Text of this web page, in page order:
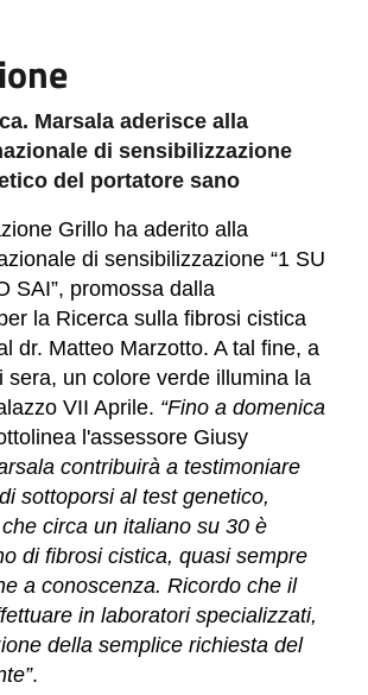
Marsala aderisce alla
di sensibilizzazione
del portatore sano
Grillo ha aderito alla
di sensibilizzazione “1 SU
SAI”, promossa dalla
la Ricerca sulla fibrosi cistica
dr. Matteo Marzotto. A tal fine, a
sera, un colore verde illumina la
VII Aprile. “Fino a domenica
l'assessore Giusy
contribuirà a testimoniare
sottoporsi al test genetico,
circa un italiano su 30 è
di fibrosi cistica, quasi sempre
a conoscenza. Ricordo che il
in laboratori specializzati,
della semplice richiesta del
.